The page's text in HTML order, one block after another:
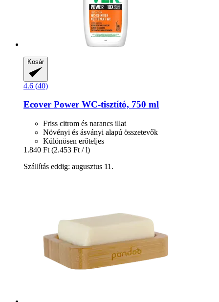
Kosár
4.6 (40)
Ecover Power WC-​tisztító, 750 ml
Friss citrom és narancs illat
Növényi és ásványi alapú összetevők
Különösen erőteljes
1.840 Ft (2.453 Ft / l)
Szállítás eddig: augusztus 11.